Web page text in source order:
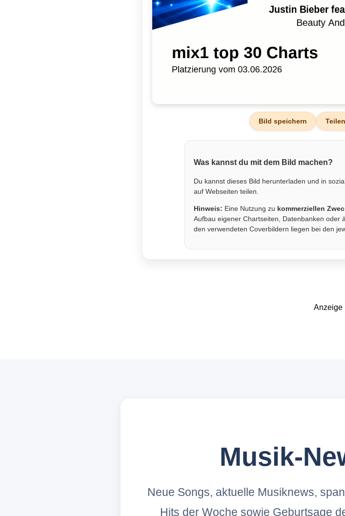
Bild speichern Teilen
Was kannst du mit dem Bild machen?
Du kannst dieses Bild herunterladen und in
auf Webseiten teilen.
Hinweis: Eine Nutzung zu kommerziellen
Aufbau eigener Chartseiten, Datenbanken oder
den verwendeten Coverbildern liegen bei den
Anzeige
Musik-
Neue Songs, aktuelle Musiknews,
Hits der Woche sowie Geburtsage